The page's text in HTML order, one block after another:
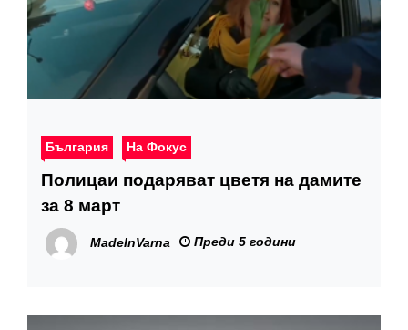
България На Фокус
Полицаи подаряват цветя на дамите
за 8 март
MadeInVarna Преди 5 години